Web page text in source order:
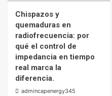
Chispazos y
quemaduras en
radiofrecuencia: por
qué el control de
impedancia en tiempo
real marca la
diferencia.
admincapenergy345